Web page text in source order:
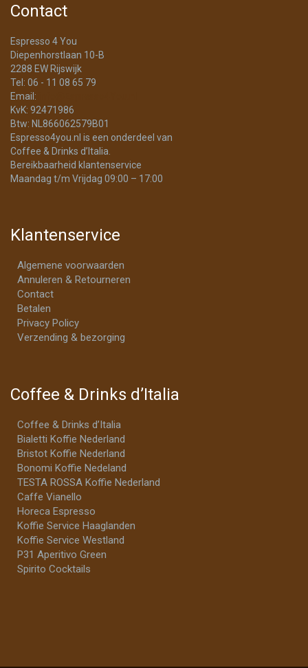
Contact
Espresso 4 You
Diepenhorstlaan 10-B
2288 EW Rijswijk
Tel: 06 - 11 08 65 79
Email:
KvK: 92471986
Btw: NL866062579B01
Espresso4you.nl is een onderdeel van
Coffee & Drinks d’Italia.
Bereikbaarheid klantenservice
Maandag t/m Vrijdag 09:00 – 17:00
Klantenservice
Algemene voorwaarden
Annuleren & Retourneren
Contact
Betalen
Privacy Policy
Verzending & bezorging
Coffee & Drinks d’Italia
Coffee & Drinks d’Italia
Bialetti Koffie Nederland
Bristot Koffie Nederland
Bonomi Koffie Nedeland
TESTA ROSSA Koffie Nederland
Caffe Vianello
Horeca Espresso
Koffie Service Haaglanden
Koffie Service Westland
P31 Aperitivo Green
Spirito Cocktails